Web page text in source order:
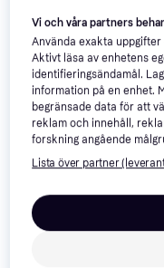
Vi har plockat fram ett
intressera dig. Visa alla
Vi och våra partners
Använda exakta
Aktivt läsa av enhetens
identifieringsändamål.
information på en enhet.
begränsade data för att
reklam och innehåll,
forskning angående
Lista över partner